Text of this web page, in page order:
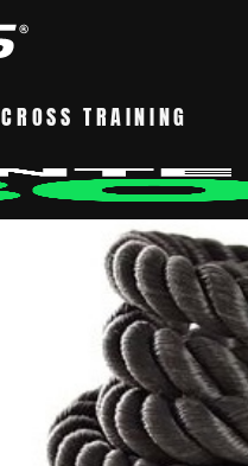
CROSS TRAINING